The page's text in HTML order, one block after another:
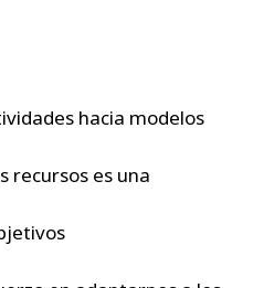
hacia modelos
recursos es una